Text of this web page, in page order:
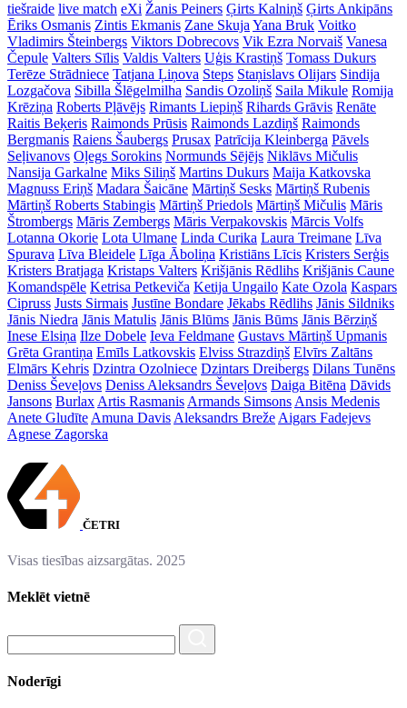
tiešraide live match eXi Žanis Peiners Ģirts Kalniņš Ģirts Ankipāns
Ēriks Osmanis Zintis Ekmanis Zane Skuja Yana Bruk Voitko
Vladimirs Šteinbergs Viktors Dobrecovs Vik Ezra Norvaiš Vanesa
Čepule Valters Sīlis Valdis Valters Uģis Krastiņš Tomass Dukurs
Terēze Strādniece Tatjana Ļiņova Steps Staņislavs Olijars Sindija
Lozgačova Sibilla Šlēgelmilha Sandis Ozoliņš Saila Mikule Romija
Krēziņa Roberts Pļāvējs Rimants Liepiņš Rihards Grāvis Renāte
Raitis Beķeris Raimonds Prūsis Raimonds Lazdiņš Raimonds
Bergmanis Raiens Šaubergs Prusax Patrīcija Kleinberga Pāvels
Seļivanovs Oļegs Sorokins Normunds Sējējs Niklāvs Mičulis
Nansija Garkalne Miks Siliņš Martins Dukurs Maija Katkovska
Magnuss Eriņš Madara Šaicāne Mārtiņš Sesks Mārtiņš Rubenis
Mārtiņš Roberts Stabingis Mārtiņš Priedols Mārtiņš Mičulis Māris
Štrombergs Māris Zembergs Māris Verpakovskis Mārcis Volfs
Lotanna Okorie Lota Ulmane Linda Curika Laura Treimane Līva
Spurava Līva Bleidele Līga Āboliņa Kristiāns Līcis Kristers Serģis
Kristers Bratjaga Kristaps Valters Krišjānis Rēdlihs Krišjānis Caune
Komandspēle Ketrisa Petkeviča Ketija Ungailo Kate Ozola Kaspars
Cipruss Justs Sirmais Justīne Bondare Jēkabs Rēdlihs Jānis Sildniks
Jānis Niedra Jānis Matulis Jānis Blūms Jānis Būms Jānis Bērziņš
Inese Elsiņa Ilze Dobele Ieva Feldmane Gustavs Mārtiņš Upmanis
Grēta Grantiņa Emīls Latkovskis Elviss Strazdiņš Elvīrs Zaltāns
Elmārs Kehris Dzintra Ozolniece Dzintars Dreibergs Dilans Tunēns
Deniss Ševeļovs Deniss Aleksandrs Ševeļovs Daiga Bitēna Dāvids
Jansons Burlax Artis Rasmanis Armands Simsons Ansis Medenis
Anete Gludīte Amuna Davis Aleksandrs Breže Aigars Fadejevs
Agnese Zagorska
ČETRI
Visas tiesības aizsargātas. 2025
Meklēt vietnē
Noderīgi